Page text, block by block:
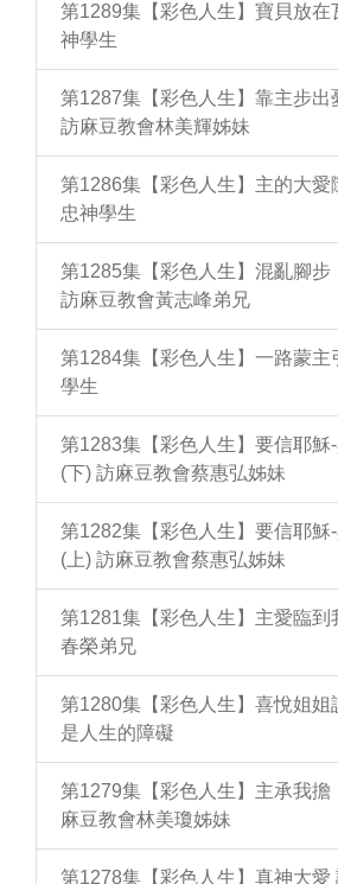
第1289集【彩色人生】寶貝放在
神學生
第1287集【彩色人生】靠主步出
訪麻豆教會林美輝姊妹
第1286集【彩色人生】主的大愛
忠神學生
第1285集【彩色人生】混亂腳步
訪麻豆教會黃志峰弟兄
第1284集【彩色人生】一路蒙主
學生
第1283集【彩色人生】要信耶穌
(下) 訪麻豆教會蔡惠弘姊妹
第1282集【彩色人生】要信耶穌
(上) 訪麻豆教會蔡惠弘姊妹
第1281集【彩色人生】主愛臨到
春榮弟兄
第1280集【彩色人生】喜悅姐
是人生的障礙
第1279集【彩色人生】主承我擔
麻豆教會林美瓊姊妹
第1278集【彩色人生】真神大愛